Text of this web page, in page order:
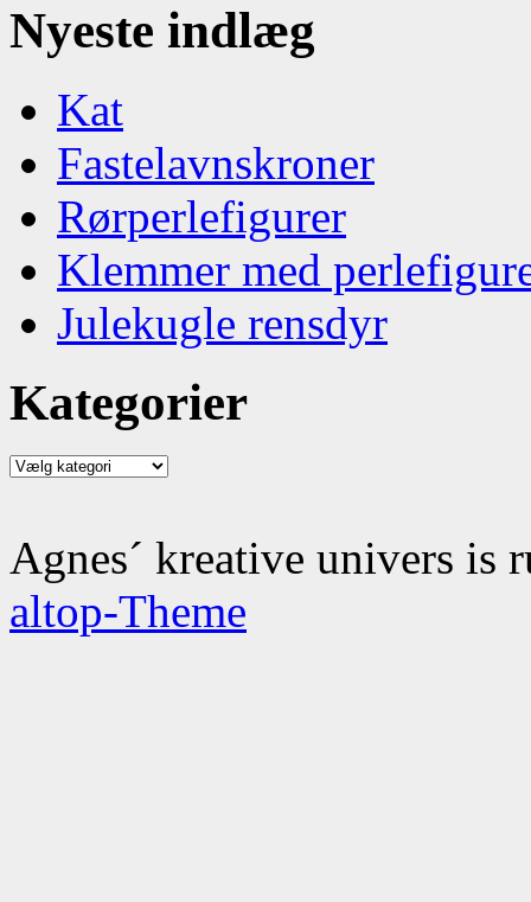
Nyeste indlæg
Kat
Fastelavnskroner
Rørperlefigurer
Klemmer med
Julekugle rensdyr
Kategorier
Kategorier
Agnes´ kreative univers
altop-Theme